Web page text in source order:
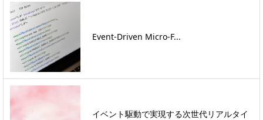
Event-Driven Micro-F...
イベント駆動で実現する次世代リアルタイ